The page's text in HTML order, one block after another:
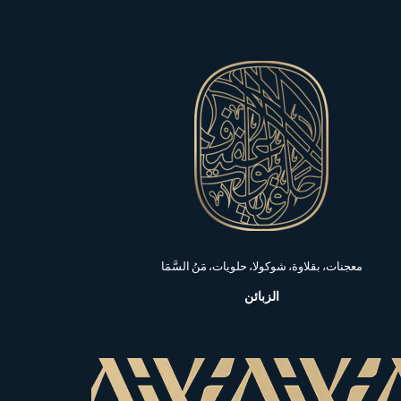
معجنات، بقلاوة، شوكولا، حلويات، مَنُ السَّمَا
الزبائن